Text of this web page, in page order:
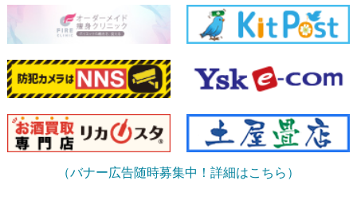
（バナー広告随時募集中！詳細はこちら）